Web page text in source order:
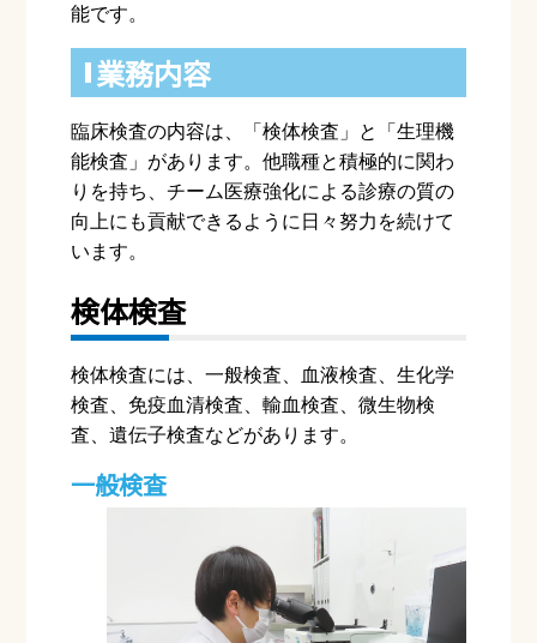
能です。
業務内容
臨床検査の内容は、「検体検査」と「生理機
能検査」があります。他職種と積極的に関わ
りを持ち、チーム医療強化による診療の質の
向上にも貢献できるように日々努力を続けて
います。
検体検査
検体検査には、一般検査、血液検査、生化学
検査、免疫血清検査、輸血検査、微生物検
査、遺伝子検査などがあります。
一般検査